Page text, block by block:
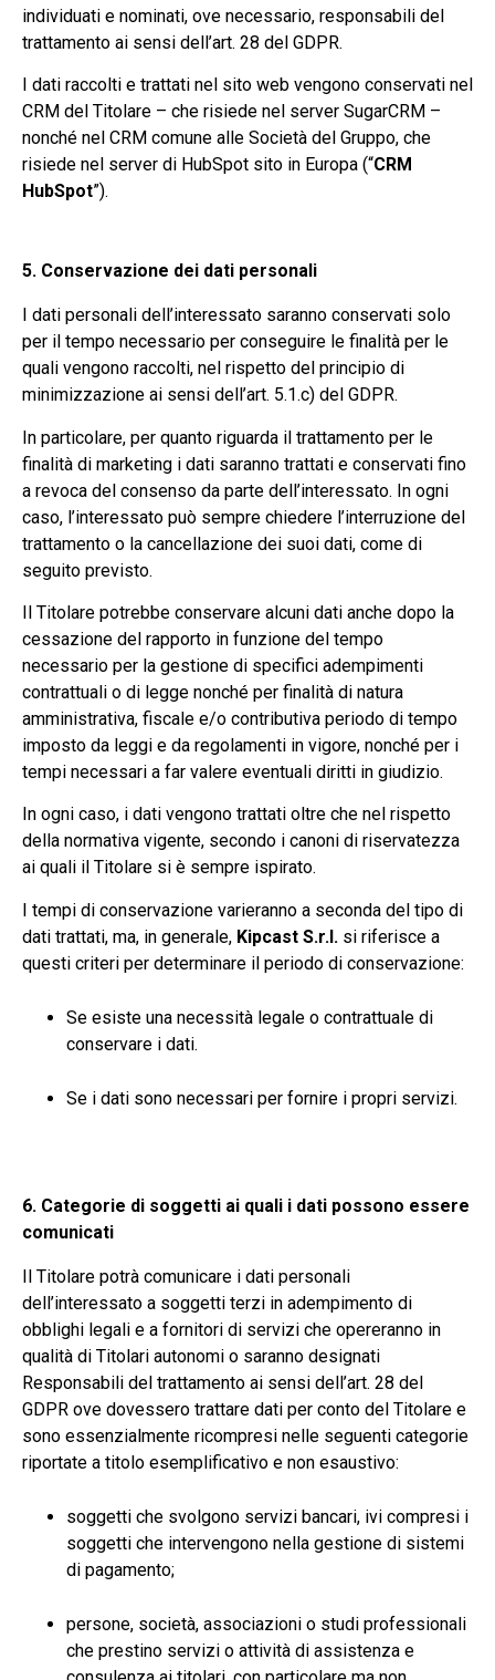
individuati e nominati, ove necessario, responsabili del
trattamento ai sensi dell’art. 28 del GDPR.
I dati raccolti e trattati nel sito web vengono conservati nel
CRM del Titolare – che risiede nel server SugarCRM –
nonché nel CRM comune alle Società del Gruppo, che
risiede nel server di HubSpot sito in Europa (“CRM
HubSpot”).
5. Conservazione dei dati personali
I dati personali dell’interessato saranno conservati solo
per il tempo necessario per conseguire le finalità per le
quali vengono raccolti, nel rispetto del principio di
minimizzazione ai sensi dell’art. 5.1.c) del GDPR.
In particolare, per quanto riguarda il trattamento per le
finalità di marketing i dati saranno trattati e conservati fino
a revoca del consenso da parte dell’interessato. In ogni
caso, l’interessato può sempre chiedere l’interruzione del
trattamento o la cancellazione dei suoi dati, come di
seguito previsto.
Il Titolare potrebbe conservare alcuni dati anche dopo la
cessazione del rapporto in funzione del tempo
necessario per la gestione di specifici adempimenti
contrattuali o di legge nonché per finalità di natura
amministrativa, fiscale e/o contributiva periodo di tempo
imposto da leggi e da regolamenti in vigore, nonché per i
tempi necessari a far valere eventuali diritti in giudizio.
In ogni caso, i dati vengono trattati oltre che nel rispetto
della normativa vigente, secondo i canoni di riservatezza
ai quali il Titolare si è sempre ispirato.
I tempi di conservazione varieranno a seconda del tipo di
dati trattati, ma, in generale, Kipcast S.r.l. si riferisce a
questi criteri per determinare il periodo di conservazione:
Se esiste una necessità legale o contrattuale di
conservare i dati.
Se i dati sono necessari per fornire i propri servizi.
6. Categorie di soggetti ai quali i dati possono essere
comunicati
Il Titolare potrà comunicare i dati personali
dell’interessato a soggetti terzi in adempimento di
obblighi legali e a fornitori di servizi che opereranno in
qualità di Titolari autonomi o saranno designati
Responsabili del trattamento ai sensi dell’art. 28 del
GDPR ove dovessero trattare dati per conto del Titolare e
sono essenzialmente ricompresi nelle seguenti categorie
riportate a titolo esemplificativo e non esaustivo:
soggetti che svolgono servizi bancari, ivi compresi i
soggetti che intervengono nella gestione di sistemi
di pagamento;
persone, società, associazioni o studi professionali
che prestino servizi o attività di assistenza e